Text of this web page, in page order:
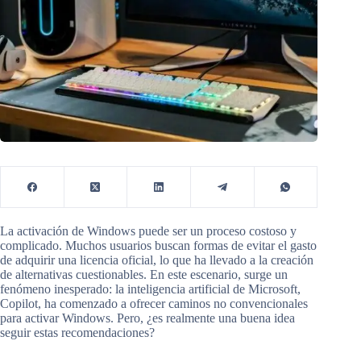
La activación de Windows puede ser un proceso costoso y
complicado. Muchos usuarios buscan formas de evitar el gasto
de adquirir una licencia oficial, lo que ha llevado a la creación
de alternativas cuestionables. En este escenario, surge un
fenómeno inesperado: la inteligencia artificial de Microsoft,
Copilot, ha comenzado a ofrecer caminos no convencionales
para activar Windows. Pero, ¿es realmente una buena idea
seguir estas recomendaciones?